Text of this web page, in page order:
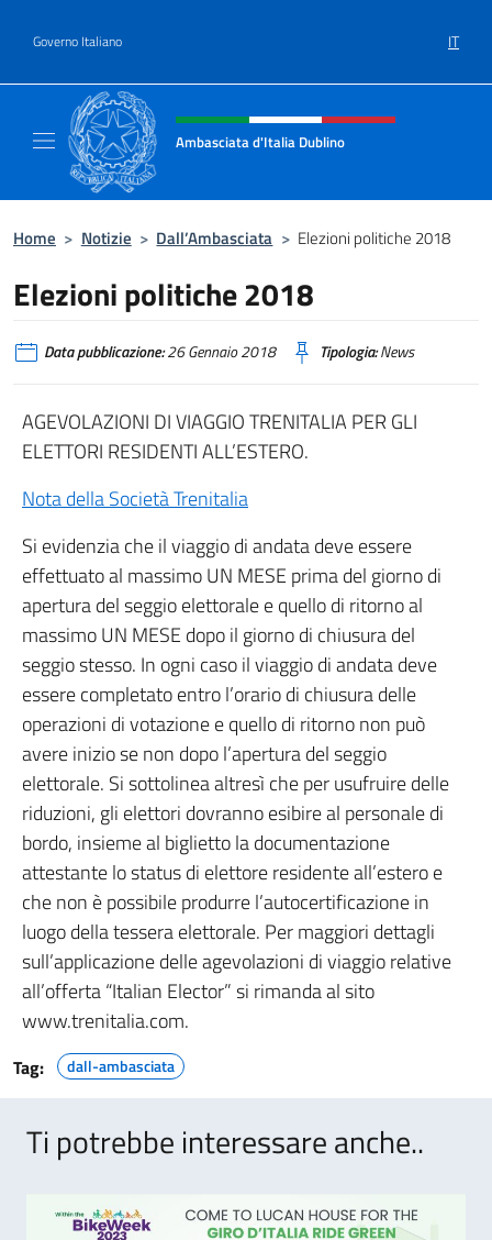
Governo Italiano IT
Intestazione sito, social e menù
Ambasciata d'Italia Dublino
Home > Notizie > Dall’Ambasciata > Elezioni politiche 2018
Elezioni politiche 2018
Data pubblicazione:26 Gennaio 2018 Tipologia:News
AGEVOLAZIONI DI VIAGGIO TRENITALIA PER GLI
ELETTORI RESIDENTI ALL’ESTERO.
Nota della Società Trenitalia
Si evidenzia che il viaggio di andata deve essere
effettuato al massimo UN MESE prima del giorno di
apertura del seggio elettorale e quello di ritorno al
massimo UN MESE dopo il giorno di chiusura del
seggio stesso. In ogni caso il viaggio di andata deve
essere completato entro l’orario di chiusura delle
operazioni di votazione e quello di ritorno non può
avere inizio se non dopo l’apertura del seggio
elettorale. Si sottolinea altresì che per usufruire delle
riduzioni, gli elettori dovranno esibire al personale di
bordo, insieme al biglietto la documentazione
attestante lo status di elettore residente all’estero e
che non è possibile produrre l’autocertificazione in
luogo della tessera elettorale. Per maggiori dettagli
sull’applicazione delle agevolazioni di viaggio relative
all’offerta “Italian Elector” si rimanda al sito
www.trenitalia.com.
Tag: dall-ambasciata
Ti potrebbe interessare anche..